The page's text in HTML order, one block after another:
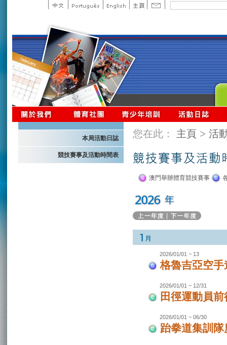
本局活動日誌
競技賽事及活動時間表
您在此： 主頁 > 活
澳門舉辦體育競技賽事
2026/01/01 ~ 13
格魯吉亞空
2026/01/01 ~ 12/31
田徑運動員
2026/01/01 ~ 06/30
跆拳道集訓